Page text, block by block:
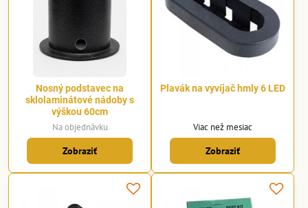
Nosný podstavec na
sklolaminátové nádoby s
výškou 60cm
Na objednávku
Zobraziť
Plavák na vyvíjač hmly 6 LED
Viac než mesiac
Zobraziť